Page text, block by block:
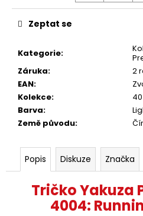
Kategorie:
Záruka:
2
EAN:
Kolekce:
Barva:
Země původu:
Zeptat se
Popis Diskuze Značka
Tričko Yakuza
4004:
1
223